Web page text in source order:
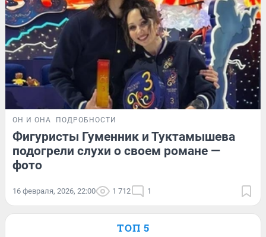
ОН И ОНА ПОДРОБНОСТИ
Фигуристы Гуменник и Туктамышева
подогрели слухи о своем романе —
фото
16 февраля, 2026, 22:00 1 712 1
ТОП 5